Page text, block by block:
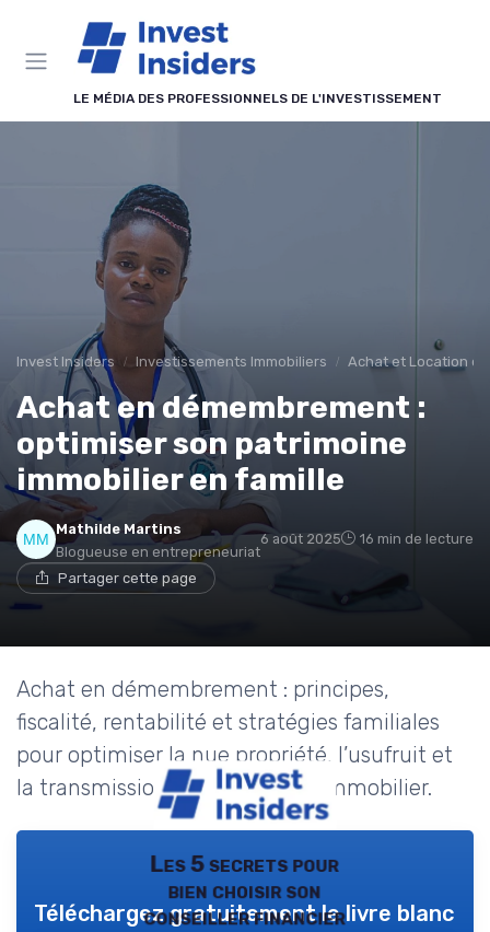
LE MÉDIA DES PROFESSIONNELS DE L'INVESTISSEMENT
Invest Insiders Investissements Immobiliers Achat et Location
Achat en démembrement :
optimiser son patrimoine
immobilier en famille
Mathilde Martins
Blogueuse en entrepreneuriat
6 août 2025 16 min de lecture
Partager cette page
Achat en démembrement : principes,
fiscalité, rentabilité et stratégies familiales
pour optimiser la nue propriété, l’usufruit et
la transmission du patrimoine immobilier.
Les 5 secrets pour
bien choisir son
conseiller financier
Téléchargez gratuitement le livre blanc